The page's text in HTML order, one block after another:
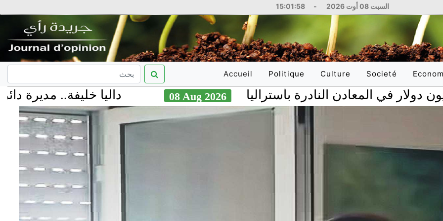
السبت 08 أوت 2026 -
15:01:59
Accueil
(current)
Politique
National
Culture
Littérature
Societé
Education National داليا خليفة.. مديرة 08 Aug 2026